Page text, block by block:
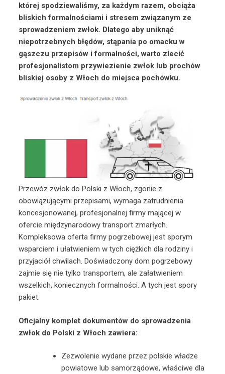
której spodziewaliśmy, za każdym razem, obciąża
bliskich formalnościami i stresem związanym ze
sprowadzeniem zwłok. Dlatego aby uniknąć
niepotrzebnych błędów, stąpania po omacku w
gąszczu przepisów i formalności, warto zlecić
profesjonalistom przywiezienie zwłok lub prochów
bliskiej osoby z Włoch do miejsca pochówku.
Przewóz zwłok do Polski z Włoch, zgonie z
obowiązującymi przepisami, wymaga zatrudnienia
koncesjonowanej, profesjonalnej firmy mającej w
ofercie międzynarodowy transport zmarłych.
Kompleksowa oferta firmy pogrzebowej jest sporym
wsparciem i ułatwieniem w tych ciężkich dla rodziny i
przyjaciół chwilach. Doświadczony dom pogrzebowy
zajmie się nie tylko transportem, ale załatwieniem
wszelkich, koniecznych formalności. A tych jest spory
pakiet.
Oficjalny komplet dokumentów do sprowadzenia
zwłok do Polski z Włoch zawiera:
Zezwolenie wydane przez polskie władze
powiatowe lub samorządowe, właściwe dla